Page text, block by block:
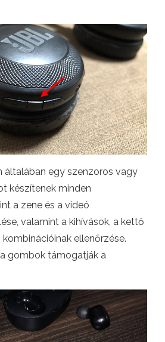
általában egy szenzoros vagy
készítenek minden
a zene és a videó
valamint a kihívások, a kettő
ellenőrzése.
gombok támogatják a